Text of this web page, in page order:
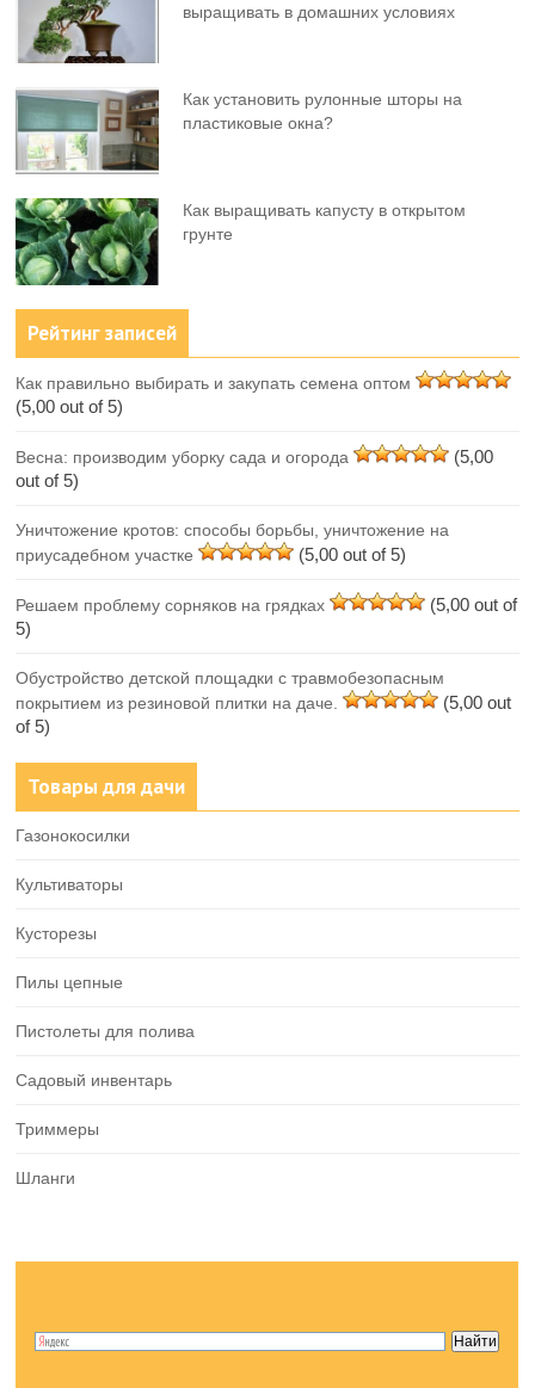
выращивать в домашних условиях
Как установить рулонные шторы на
пластиковые окна?
Как выращивать капусту в открытом
грунте
Рейтинг записей
Как правильно выбирать и закупать семена оптом
(5,00 out of 5)
Весна: производим уборку сада и огорода
(5,00
out of 5)
Уничтожение кротов: способы борьбы, уничтожение на
приусадебном участке
(5,00 out of 5)
Решаем проблему сорняков на грядках
(5,00 out of
5)
Обустройство детской площадки с травмобезопасным
покрытием из резиновой плитки на даче.
(5,00 out
of 5)
Товары для дачи
Газонокосилки
Культиваторы
Кусторезы
Пилы цепные
Пистолеты для полива
Садовый инвентарь
Триммеры
Шланги